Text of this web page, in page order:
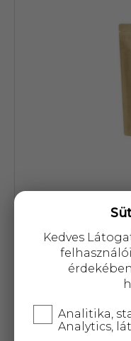
6 942 Ft
Kedves
Analitika,
Analytics,